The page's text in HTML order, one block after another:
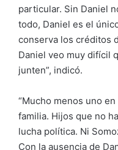
particular. Sin Daniel
todo, Daniel es el
conserva los créditos
Daniel veo muy difícil
junten”, indicó.
“Mucho menos uno
familia. Hijos que no
lucha política. Ni
Con la ausencia de